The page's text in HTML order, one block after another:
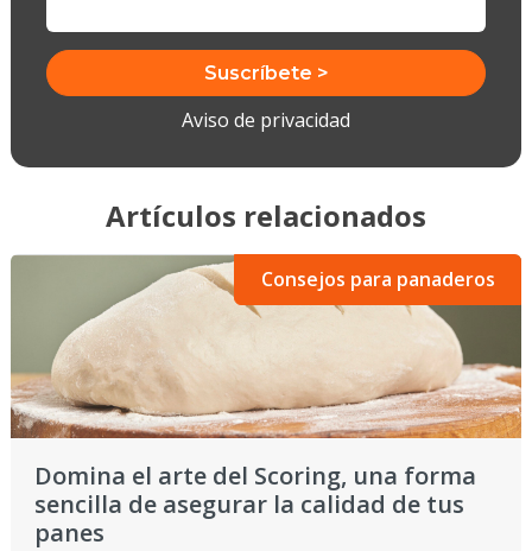
Aviso de privacidad
Artículos relacionados
Consejos para panaderos
Domina el arte del Scoring, una forma
sencilla de asegurar la calidad de tus
panes